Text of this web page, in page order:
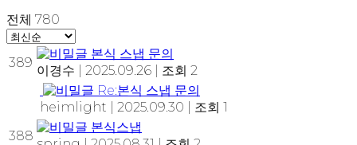
전체 780
389
본식 스냅 문의
이경수
2025.09.26
조회 2
Re:본식 스냅 문의
heimlight
2025.09.30
조회 1
388
본식스냅